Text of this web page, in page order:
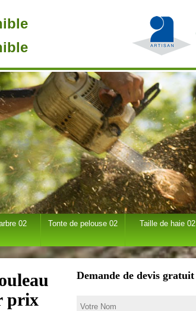
02 Tonte de pelouse 02 Taille de haie 02
prix
Demande de devis gratuit